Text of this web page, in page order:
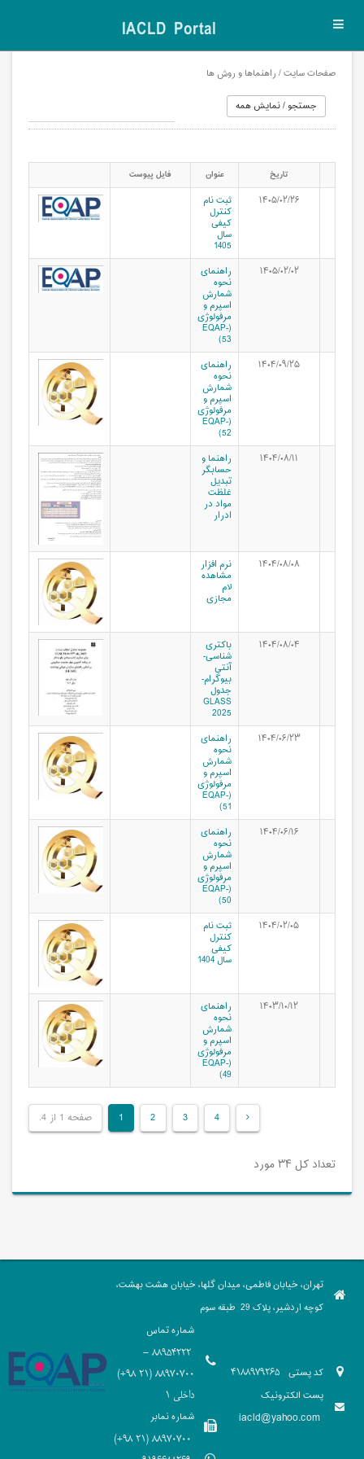
IACLD Portal
صفحات سایت / راهنماها و روش ها
تاریخ عنوان فایل پیوست
۱۴۰۵/۰۲/۲۶ ثبت نام
کنترل
کیفی
سال
1405
۱۴۰۵/۰۲/۰۲
راهنمای
نحوه
شمارش
اسپرم و
مرفولوژی
(EQAP-
53)
۱۴۰۴/۰۹/۲۵
راهنمای
نحوه
شمارش
اسپرم و
مرفولوژی
(EQAP-
52)
۱۴۰۴/۰۸/۱۱
راهنما و
حسابگر
تبدیل
غلظت
مواد در
ادرار
۱۴۰۴/۰۸/۰۸ نرم افزار
مشاهده
لام
مجازی
۱۴۰۴/۰۸/۰۴ باکتری
شناسی-
آنتی
بیوگرام-
جدول
GLASS
2025
۱۴۰۴/۰۶/۲۳
راهنمای
نحوه
شمارش
اسپرم و
مرفولوژی
(EQAP-
51)
۱۴۰۴/۰۶/۱۶
راهنمای
نحوه
شمارش
اسپرم و
مرفولوژی
(EQAP-
50)
۱۴۰۴/۰۲/۰۵
ثبت نام
کنترل
کیفی
سال 1404
۱۴۰۳/۱۰/۱۲ راهنمای
نحوه
شمارش
اسپرم و
مرفولوژی
(EQAP-
49)
صفحه 1 از 4. 1 2 3 4
تعداد کل ۳۴ مورد
تهران، خیابان فاطمی، میدان گلها، خیابان هشت بهشت،
کوچه اردشیر، پلاک 29 طبقه سوم
کد پستی
پست الکترونیک
iacld@yahoo.com
شماره تماس
88954222 -
88970700 (21 98+)
داخلی 1
شماره نمابر
88970700 (21 98+)